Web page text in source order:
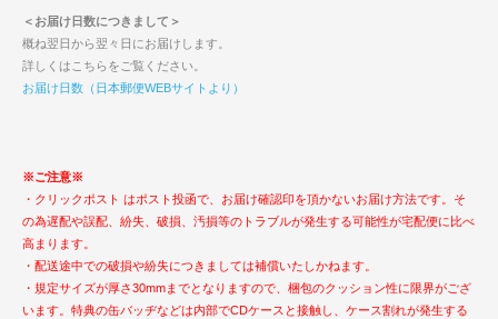
＜お届け日数につきまして＞
概ね翌日から翌々日にお届けします。
詳しくはこちらをご覧ください。
お届け日数（日本郵便WEBサイトより）
※ご注意※
・クリックポスト はポスト投函で、お届け確認印を頂かないお届け方法です。そ
の為遅配や誤配、紛失、破損、汚損等のトラブルが発生する可能性が宅配便に比べ
高まります。
・配送途中での破損や紛失につきましては補償いたしかねます。
・規定サイズが厚さ30mmまでとなりますので、梱包のクッション性に限界がござ
います。特典の缶バッヂなどは内部でCDケースと接触し、ケース割れが発生する